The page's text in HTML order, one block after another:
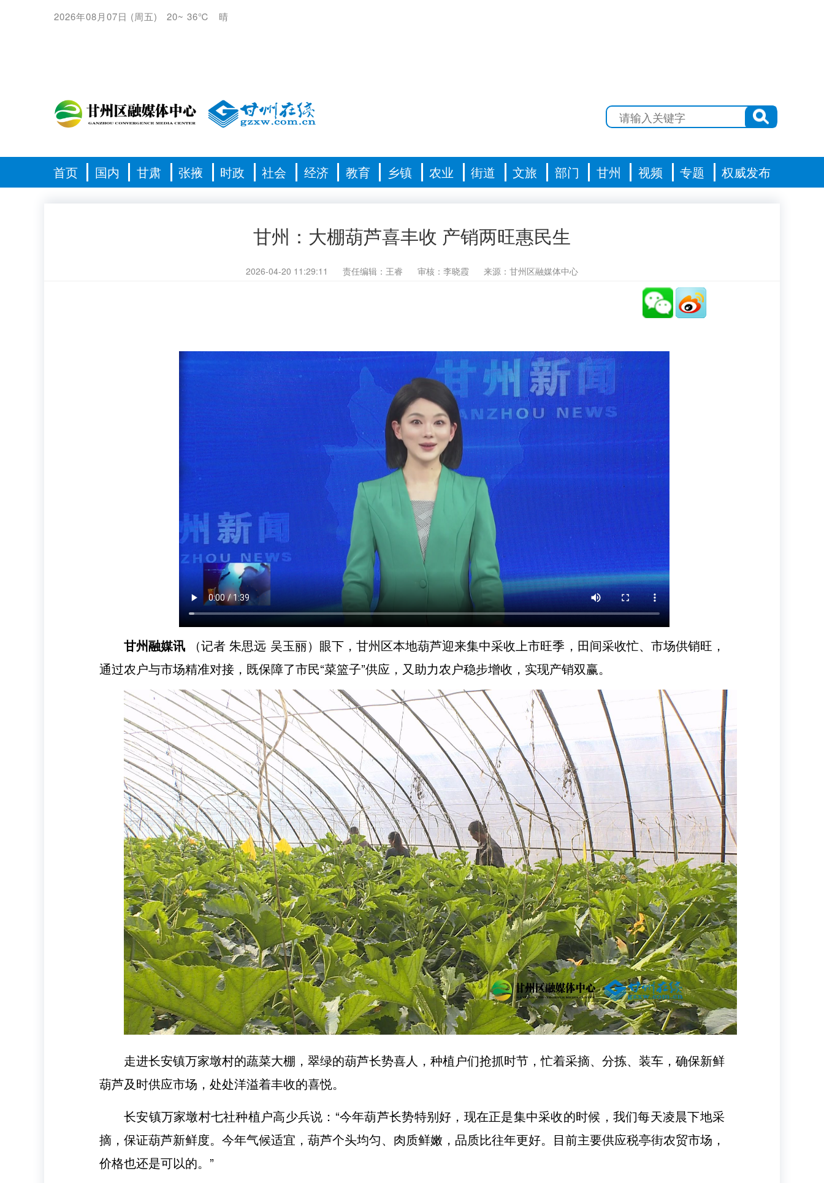
2026年08月07日 (周五) 20~ 36℃ 晴
首页 国内 甘肃 张掖 时政 社会 经济 教育 乡镇 农业 街道 文旅 部门 甘州 视频 专题 权威发布
甘州：大棚葫芦喜丰收 产销两旺惠民生
2026-04-20 11:29:11 责任编辑：王睿 审核：李晓霞 来源：甘州区融媒体中心
甘州融媒讯
（记者 朱思远 吴玉丽）眼下，甘州区本地葫芦迎来集中采收上市旺季，田间采收忙、市场供销旺，
通过农户与市场精准对接，既保障了市民“菜篮子”供应，又助力农户稳步增收，实现产销双赢。
走进长安镇万家墩村的蔬菜大棚，翠绿的葫芦长势喜人，种植户们抢抓时节，忙着采摘、分拣、装车，确保新鲜
葫芦及时供应市场，处处洋溢着丰收的喜悦。
长安镇万家墩村七社种植户高少兵说：“今年葫芦长势特别好，现在正是集中采收的时候，我们每天凌晨下地采
摘，保证葫芦新鲜度。今年气候适宜，葫芦个头均匀、肉质鲜嫩，品质比往年更好。目前主要供应税亭街农贸市场，
价格也还是可以的。”